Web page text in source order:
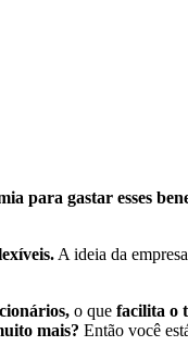
para gastar esses
A ideia da
o que facilita o
mais? Então você